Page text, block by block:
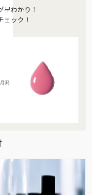
わかり！
ック！
発